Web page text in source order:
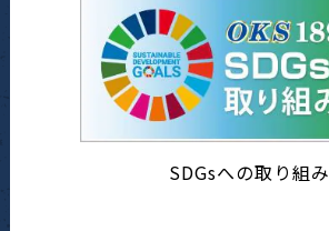
SDGsへの取り組み